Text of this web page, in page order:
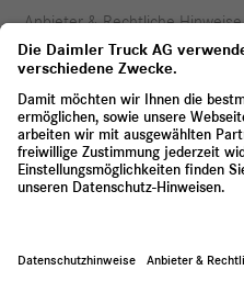
Anbieter & Rechtliche Hinweise
Datenschutz